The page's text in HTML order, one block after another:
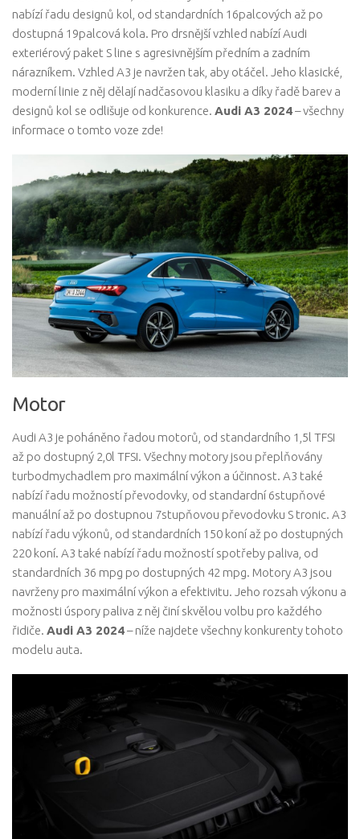
nabízí řadu designů kol, od standardních 16palcových až po
dostupná 19palcová kola. Pro drsnější vzhled nabízí Audi
exteriérový paket S line s agresivnějším předním a zadním
nárazníkem. Vzhled A3 je navržen tak, aby otáčel. Jeho klasické,
moderní linie z něj dělají nadčasovou klasiku a díky řadě barev a
designů kol se odlišuje od konkurence. Audi A3 2024– všechny
informace o tomto voze zde!
Motor
Audi A3 je poháněno řadou motorů, od standardního 1,5l TFSI
až po dostupný 2,0l TFSI. Všechny motory jsou přeplňovány
turbodmychadlem pro maximální výkon a účinnost. A3 také
nabízí řadu možností převodovky, od standardní 6stupňové
manuální až po dostupnou 7stupňovou převodovku S tronic. A3
nabízí řadu výkonů, od standardních 150 koní až po dostupných
220 koní. A3 také nabízí řadu možností spotřeby paliva, od
standardních 36 mpg po dostupných 42 mpg. Motory A3 jsou
navrženy pro maximální výkon a efektivitu. Jeho rozsah výkonu a
možnosti úspory paliva z něj činí skvělou volbu pro každého
řidiče. Audi A3 2024– níže najdete všechny konkurenty tohoto
modelu auta.